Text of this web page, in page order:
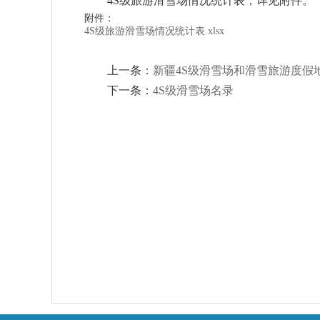
附件：
4S级旅游滑雪场情况统计表.xlsx
上一条： 新疆4S级滑雪场和滑雪旅游度假
下一条： 4S级滑雪场名录